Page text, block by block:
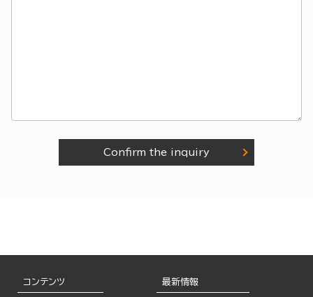
Confirm the inquiry
コンテンツ 最新情報